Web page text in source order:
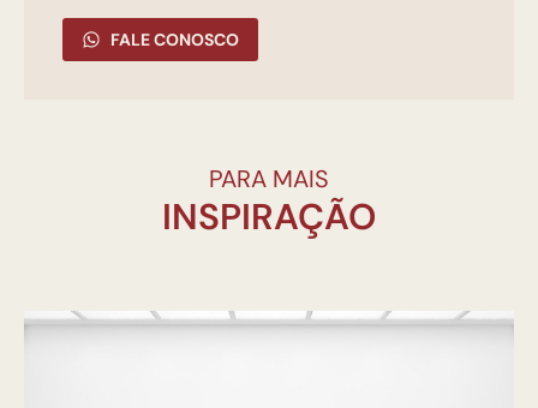
FALE CONOSCO
PARA MAIS
INSPIRAÇÃO